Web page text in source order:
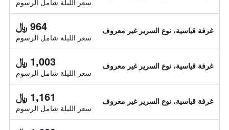
سعر الليلة شامل الرسوم
غرفة قياسية، نوع السرير غير معروف 964 ﷼
سعر الليلة شامل الرسوم
غرفة قياسية، نوع السرير غير معروف 1,003 ﷼
سعر الليلة شامل الرسوم
غرفة قياسية، نوع السرير غير معروف 1,161 ﷼
سعر الليلة شامل الرسوم